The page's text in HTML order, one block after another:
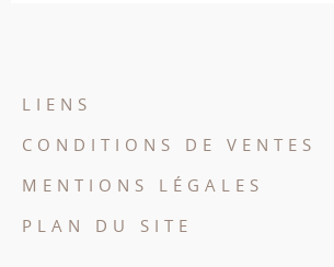
LIENS
CONDITIONS DE VENTES
MENTIONS LÉGALES
PLAN DU SITE